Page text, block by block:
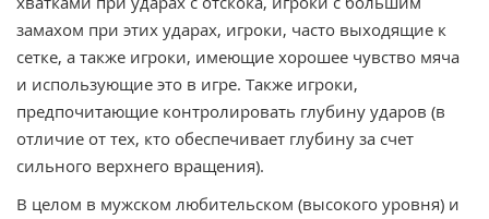
замахом при этих ударах, игроки, часто выходящие к
сетке, а также игроки, имеющие хорошее чувство мяча
и использующие это в игре. Также игроки,
предпочитающие контролировать глубину ударов (в
отличие от тех, кто обеспечивает глубину за счет
сильного верхнего вращения).
В целом в мужском любительском (высокого уровня) и